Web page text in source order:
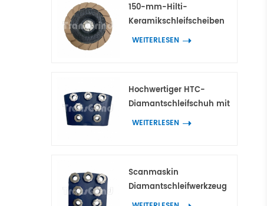
150-mm-Hilti-
Keramikschleifscheiben
für die
WEITERLESEN
Hochwertiger HTC-
Diamantschleifschuh mit
7 Blumenringsegmenten
WEITERLESEN
Scanmaskin
Diamantschleifwerkzeug
mit 7 blütenförmigen